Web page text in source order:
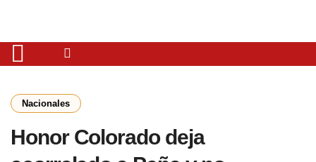
Nacionales
Honor Colorado deja